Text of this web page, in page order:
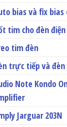
bias và fix bias
tim cho đèn
tim đèn
trực tiếp và
Note Kondo
Jarguar 203N